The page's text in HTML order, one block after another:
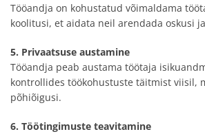
Tööandja on kohustatud võimaldama
koolitusi, et aidata neil arendada oskusi
5. Privaatsuse austamine
Tööandja peab austama töötaja
kontrollides töökohustuste täitmist viisil,
põhiõigusi.
6. Töötingimuste teavitamine